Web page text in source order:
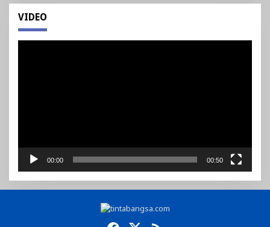
VIDEO
00:00 00:50